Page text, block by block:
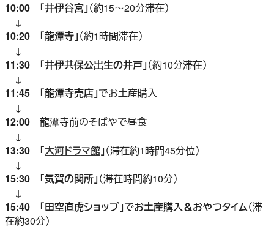
10:00 「井伊谷宮」（約15～20分滞在）
↓
10:20 「龍潭寺」（約1時間滞在）
↓
11:30 「井伊共保公出生の井戸」（約10分滞在）
↓
11:45 「龍潭寺売店」でお土産購入
↓
12:00 龍潭寺前のそばやで昼食
↓
13:30 「大河ドラマ館」（滞在約1時間45分位）
↓
15:30 「気賀の関所」（滞在時間約10分）
↓
15:40 「田空直虎ショップ」でお土産購入＆おやつタイム（滞
在約30分）